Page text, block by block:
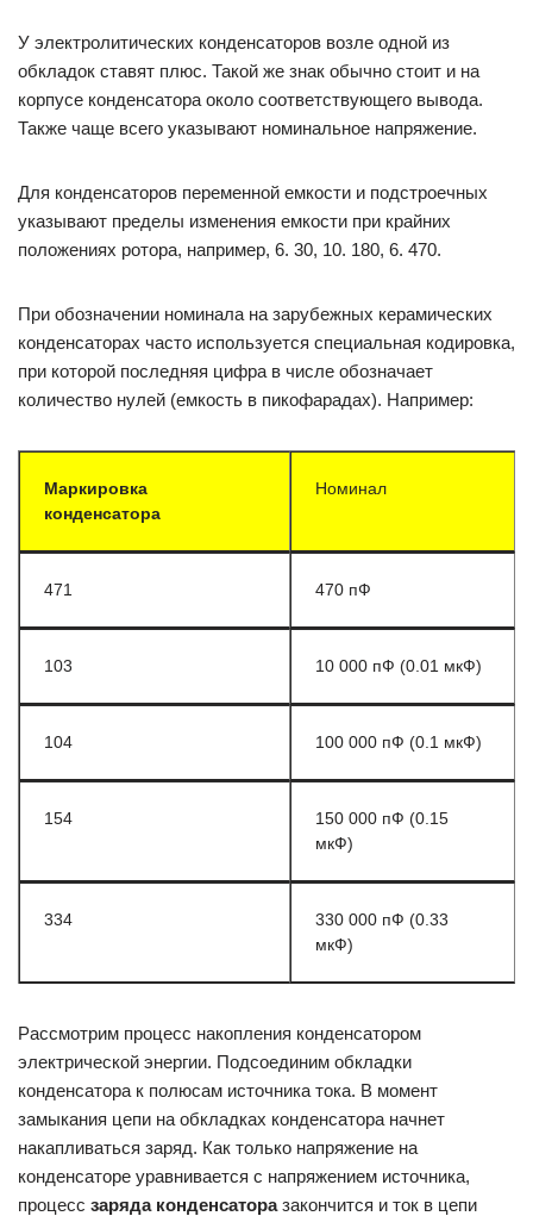
У электролитических конденсаторов возле одной из
обкладок ставят плюс. Такой же знак обычно стоит и на
корпусе конденсатора около соответствующего вывода.
Также чаще всего указывают номинальное напряжение.
Для конденсаторов переменной емкости и подстроечных
указывают пределы изменения емкости при крайних
положениях ротора, например, 6. 30, 10. 180, 6. 470.
При обозначении номинала на зарубежных керамических
конденсаторах часто используется специальная кодировка,
при которой последняя цифра в числе обозначает
количество нулей (емкость в пикофарадах). Например:
Маркировка
конденсатора
Номинал
471 470 пФ
103 10 000 пФ (0.01 мкФ)
104 100 000 пФ (0.1 мкФ)
154
150 000 пФ (0.15
мкФ)
334
330 000 пФ (0.33
мкФ)
Рассмотрим процесс накопления конденсатором
электрической энергии. Подсоединим обкладки
конденсатора к полюсам источника тока. В момент
замыкания цепи на обкладках конденсатора начнет
накапливаться заряд. Как только напряжение на
конденсаторе уравнивается с напряжением источника,
процесс заряда конденсаторазакончится и ток в цепи